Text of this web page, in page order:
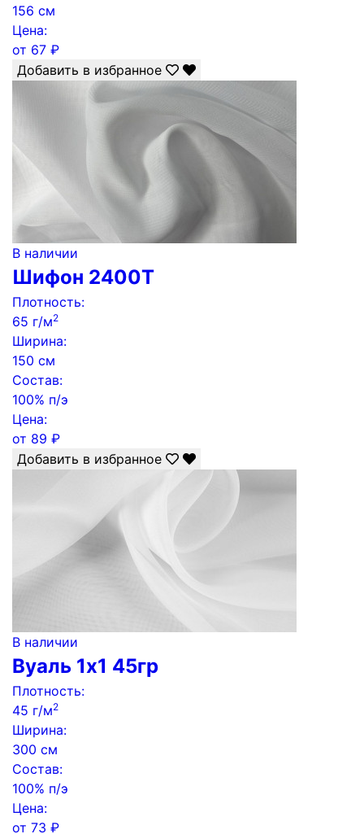
156 см
Цена:
от 67 ₽
Добавить в избранное
В наличии
Шифон 2400T
Плотность:
65 г/м2
Ширина:
150 см
Состав:
100% п/э
Цена:
от 89 ₽
Добавить в избранное
В наличии
Вуаль 1х1 45гр
Плотность:
45 г/м2
Ширина:
300 см
Состав:
100% п/э
Цена:
от 73 ₽